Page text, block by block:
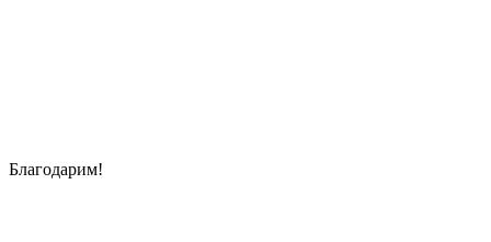
Благодарим!